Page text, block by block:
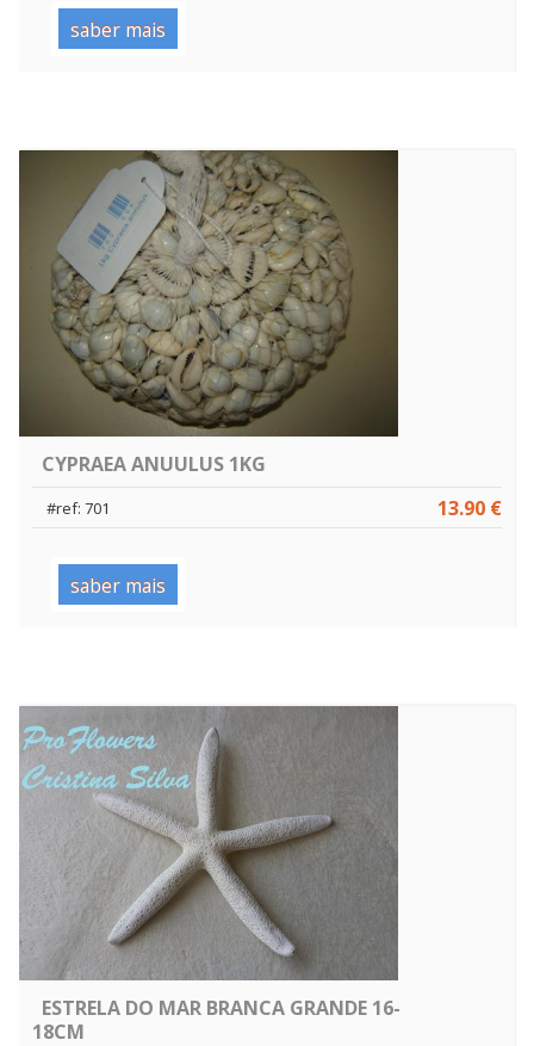
saber mais
CYPRAEA ANUULUS 1KG
13.90 €
#ref: 701
saber mais
ESTRELA DO MAR BRANCA GRANDE 16-
18CM